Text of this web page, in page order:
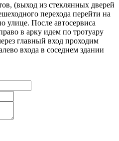
(выход из стеклянных дверей
перехода перейти на
улице. После автосервиса
в арку идем по тротуару
главный вход проходим
входа в соседнем здании